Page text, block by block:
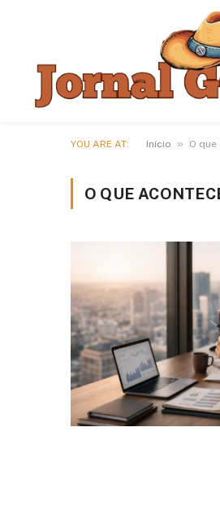
YOU ARE AT: Início » O
O QUE